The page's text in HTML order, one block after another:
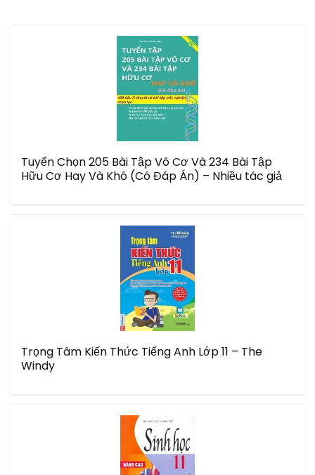
Tuyển Chọn 205 Bài Tập Vô Cơ Và 234 Bài Tập
Hữu Cơ Hay Và Khó (Có Đáp Án) – Nhiều tác giả
Trọng Tâm Kiến Thức Tiếng Anh Lớp 11 – The
Windy